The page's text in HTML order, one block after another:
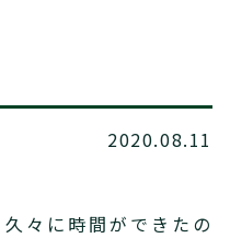
2020.08.11
々に時間ができたの